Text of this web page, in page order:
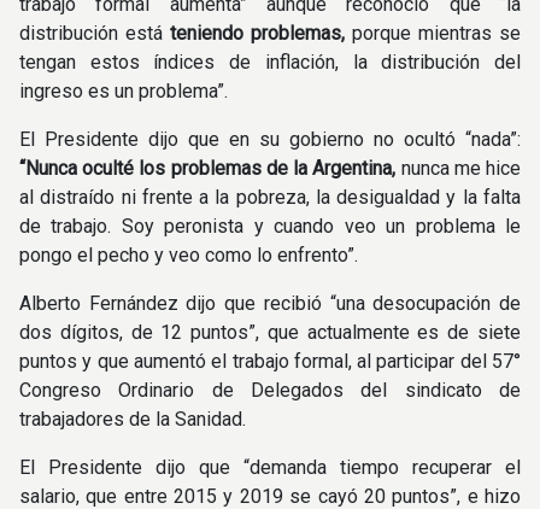
distribución está teniendo problemas, porque mientras se
tengan estos índices de inflación, la distribución del
ingreso es un problema”.
El Presidente dijo que en su gobierno no ocultó “nada”:
“Nunca oculté los problemas de la Argentina, nunca me hice
al distraído ni frente a la pobreza, la desigualdad y la falta
de trabajo. Soy peronista y cuando veo un problema le
pongo el pecho y veo como lo enfrento”.
Alberto Fernández dijo que recibió “una desocupación de
dos dígitos, de 12 puntos”, que actualmente es de siete
puntos y que aumentó el trabajo formal, al participar del 57°
Congreso Ordinario de Delegados del sindicato de
trabajadores de la Sanidad.
El Presidente dijo que “demanda tiempo recuperar el
salario, que entre 2015 y 2019 se cayó 20 puntos”, e hizo